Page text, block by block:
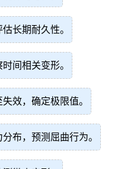
长期耐久性。
间相关变形。
效，确定极限值。
布，预测屈曲行为。